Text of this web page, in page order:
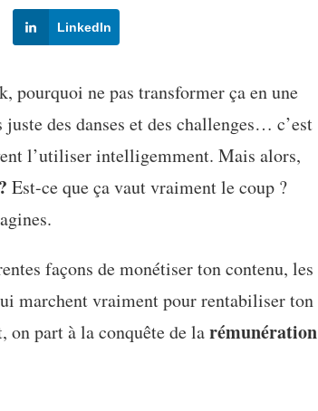
LinkedIn
pourquoi ne pas transformer ça en une
des danses et des challenges… c’est
l’utiliser intelligemment. Mais alors,
Est-ce que ça vaut vraiment le coup ?
façons de monétiser ton contenu, les
marchent vraiment pour rentabiliser ton
on part à la conquête de larémunération